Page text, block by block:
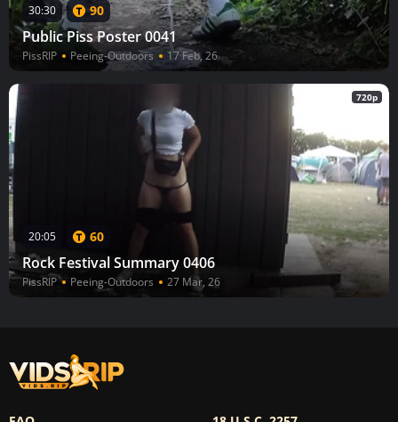
30:30 90
Public Piss Poster 0041
PissRIP Peeing-Outdoors 17 Feb, 26
720p
20:05 60
Rock Festival Summary 0406
PissRIP Peeing-Outdoors 27 Mar, 26